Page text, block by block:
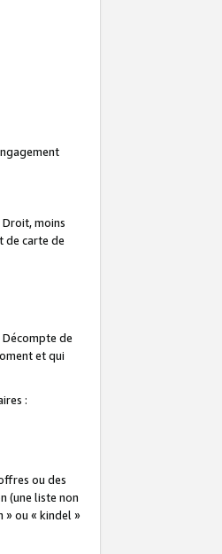
moins
de carte de
de
et qui
:
ou des
(une liste non
» ou « kindel »